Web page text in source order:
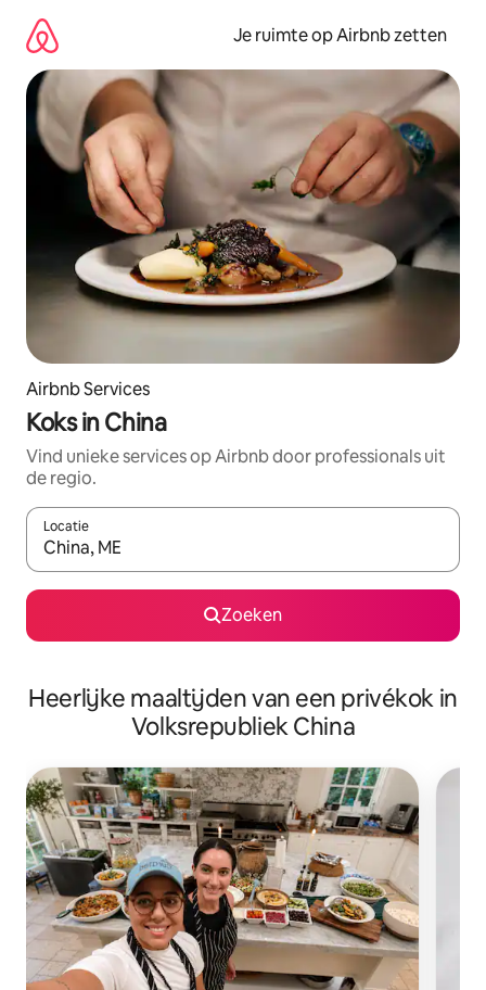
direct
naar
inhoud
Je ruimte op Airbnb zetten
Airbnb Services
Koks in China
Vind unieke services op Airbnb door professionals uit
de regio.
Locatie
Wanneer er suggesties beschikbaar zijn, maak je een keuze
Zoeken
Heerlijke maaltijden van een privékok in
Volksrepubliek China